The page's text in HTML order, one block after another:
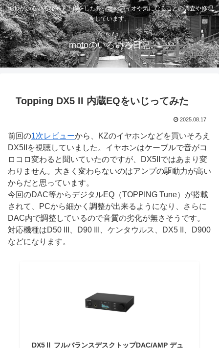
motoがいろいろな電子工作をしたり、オーディオや気になることの調査や修理
をしています。
motoのいろいろ日記
Topping DX5 II 内蔵EQをいじってみた
2025.08.17
前回の1次レビューから、KZのイヤホンなどを買いそろえ
DX5IIを視聴していました。イヤホンはケーブルで音がコ
ロコロ変わると聞いていたのですが、DX5IIではあまり変
わりません。大きく変わらないのはアンプの駆動力が高い
からだと思っています。
今回のDAC等からデジタルEQ（TOPPING Tune）が搭載
されて、PCから細かく調整が出来るようになり、さらに
DAC内で調整しているので音質の劣化が無さそうです。
対応機種はD50 III、D90 III、ケンタウルス、DX5 II、D900
などになります。
DX5Ⅱ フルバランスデスクトップDAC/AMP デュ